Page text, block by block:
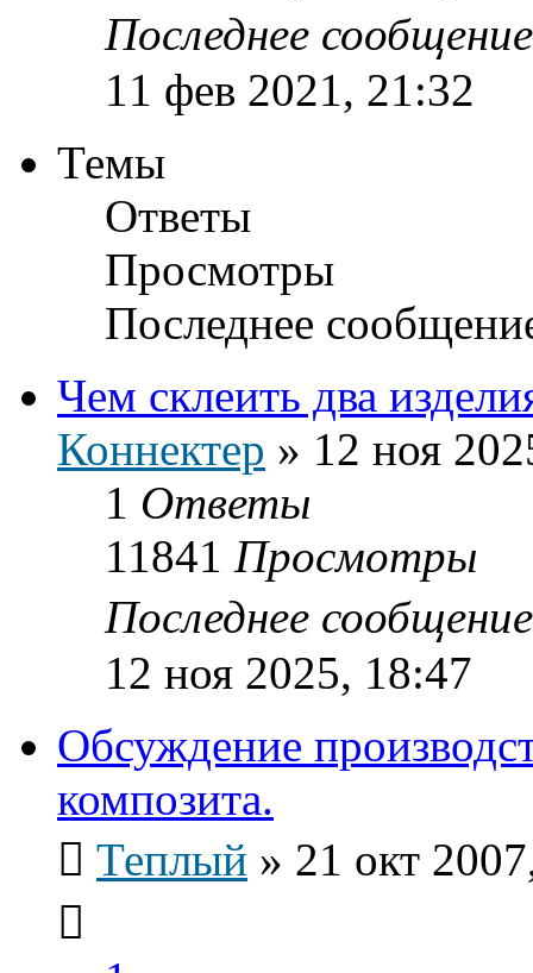
Последнее
11 фев 2021, 21:32
Темы
Ответы
Просмотры
Последнее
Чем склеить два
Коннектер » 12 ноя
1 Ответы
11841 Просмотры
Последнее
12 ноя 2025, 18:47
Обсуждение
композита.
Теплый » 21 окт